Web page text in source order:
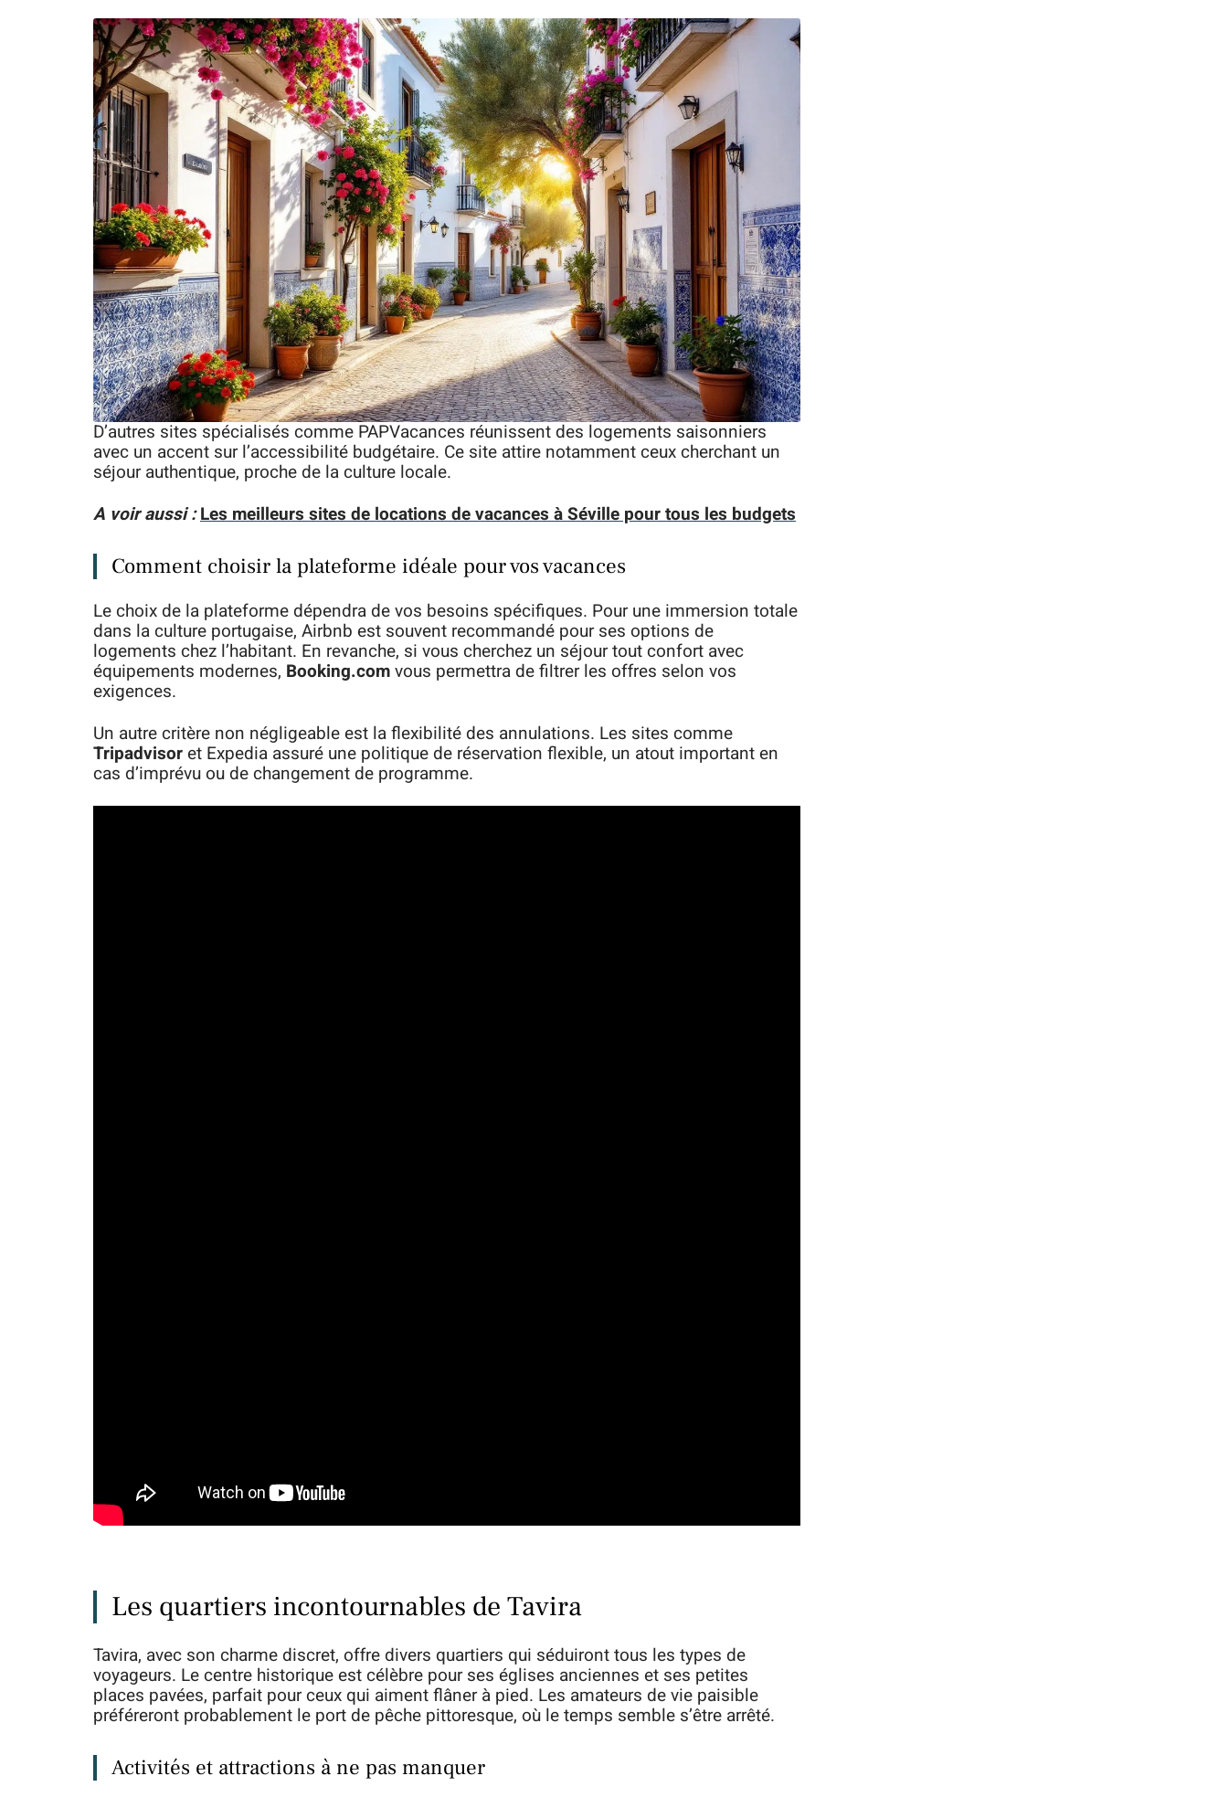
D’autres sites spécialisés comme PAPVacances réunissent des logements saisonniers
avec un accent sur l’accessibilité budgétaire. Ce site attire notamment ceux cherchant un
séjour authentique, proche de la culture locale.
A voir aussi :Les meilleurs sites de locations de vacances à Séville pour tous les budgets
Comment choisir la plateforme idéale pour vos vacances
Le choix de la plateforme dépendra de vos besoins spécifiques. Pour une immersion totale
dans la culture portugaise, Airbnb est souvent recommandé pour ses options de
logements chez l’habitant. En revanche, si vous cherchez un séjour tout confort avec
équipements modernes, Booking.comvous permettra de filtrer les offres selon vos
exigences.
Un autre critère non négligeable est la flexibilité des annulations. Les sites comme
Tripadvisoret Expedia assuré une politique de réservation flexible, un atout important en
cas d’imprévu ou de changement de programme.
Les quartiers incontournables de Tavira
Tavira, avec son charme discret, offre divers quartiers qui séduiront tous les types de
voyageurs. Le centre historique est célèbre pour ses églises anciennes et ses petites
places pavées, parfait pour ceux qui aiment flâner à pied. Les amateurs de vie paisible
préféreront probablement le port de pêche pittoresque, où le temps semble s’être arrêté.
Activités et attractions à ne pas manquer